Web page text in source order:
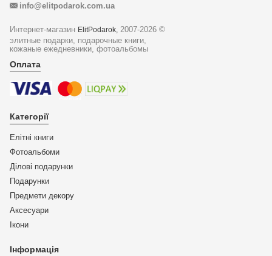
info@elitpodarok.com.ua
Интернет-магазин ElitPodarok,
2007-2026 ©
элитные подарки, подарочные книги,
кожаные ежедневники, фотоальбомы
Оплата
Категорії
Елітні книги
Фотоальбоми
Ділові подарунки
Подарунки
Предмети декору
Аксесуари
Ікони
Інформація